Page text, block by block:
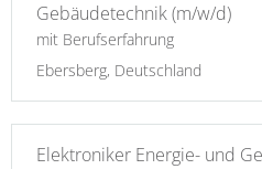
Gebäudetechnik (m/w/d)
mit Berufserfahrung
Ebersberg, Deutschland
Elektroniker Energie- und